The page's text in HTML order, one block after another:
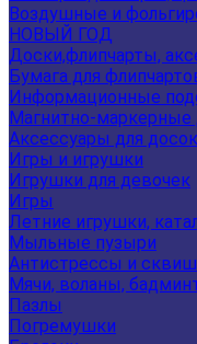
Воздушные и
НОВЫЙ ГОД
Доски,флипчарты,
Бумага для
Информационные
Магнитно-маркерные
Аксессуары для досок
Игры и игрушки
Игрушки для девочек
Игры
Летние игрушки,
Мыльные пузыри
Антистрессы и
Мячи, воланы,
Пазлы
Погремушки